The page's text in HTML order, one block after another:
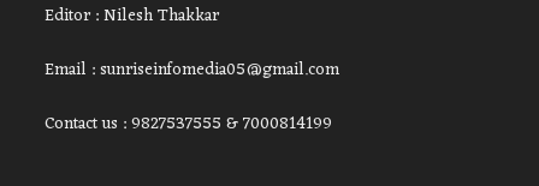
Editor : Nilesh Thakkar
Email : sunriseinfomedia05@gmail.com
Contact us : 9827537555 & 7000814199